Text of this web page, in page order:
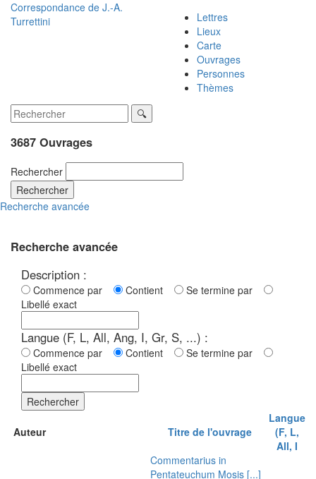
Correspondance de J.-A.
Turrettini
Lettres
Lieux
Carte
Ouvrages
Personnes
Thèmes
3687 Ouvrages
Rechercher
Rechercher
Recherche avancée
Recherche avancée
Description :
Commence par Contient
Se termine par
Libellé exact
Langue (F, L, All, Ang, I, Gr, S, ...) :
Commence par Contient
Se termine par
Libellé exact
Rechercher
Auteur Titre de l'ouvrage
Langue
(F, L,
All, I
Commentarius in
Pentateuchum Mosis [...]